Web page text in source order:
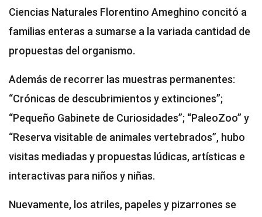
Ciencias Naturales Florentino Ameghino concitó a
familias enteras a sumarse a la variada cantidad de
propuestas del organismo.
Además de recorrer las muestras permanentes:
“Crónicas de descubrimientos y extinciones”;
“Pequeño Gabinete de Curiosidades”; “PaleoZoo” y
“Reserva visitable de animales vertebrados”, hubo
visitas mediadas y propuestas lúdicas, artísticas e
interactivas para niños y niñas.
Nuevamente, los atriles, papeles y pizarrones se